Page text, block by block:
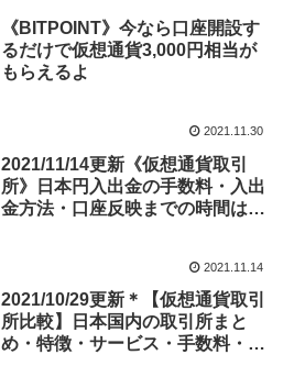
《BITPOINT》今なら口座開設す
るだけで仮想通貨3,000円相当が
もらえるよ
2021.11.30
2021/11/14更新《仮想通貨取引
所》日本円入出金の手数料・入出
金方法・口座反映までの時間はど
2021.11.14
2021/10/29更新＊【仮想通貨取引
所比較】日本国内の取引所まと
め・特徴・サービス・手数料・使